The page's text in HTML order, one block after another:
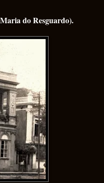
do Resguardo).